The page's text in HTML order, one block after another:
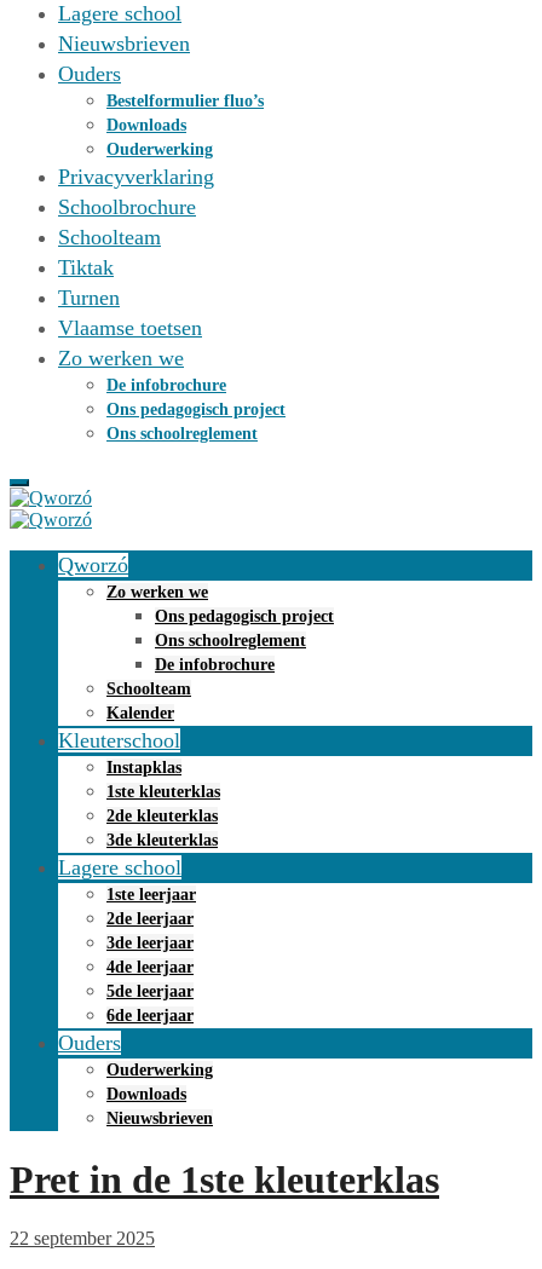
Lagere school
Nieuwsbrieven
Ouders
Bestelformulier fluo’s
Downloads
Ouderwerking
Privacyverklaring
Schoolbrochure
Schoolteam
Tiktak
Turnen
Vlaamse toetsen
Zo werken we
De infobrochure
Ons pedagogisch project
Ons schoolreglement
Qworzó
Zo werken we
Ons pedagogisch project
Ons schoolreglement
De infobrochure
Schoolteam
Kalender
Kleuterschool
Instapklas
1ste kleuterklas
2de kleuterklas
3de kleuterklas
Lagere school
1ste leerjaar
2de leerjaar
3de leerjaar
4de leerjaar
5de leerjaar
6de leerjaar
Ouders
Ouderwerking
Downloads
Nieuwsbrieven
Pret in de 1ste kleuterklas
22 september 2025